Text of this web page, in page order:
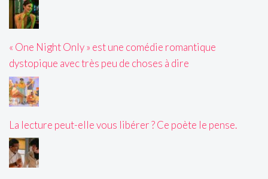
« One Night Only » est une comédie romantique
dystopique avec très peu de choses à dire
La lecture peut-elle vous libérer ? Ce poète le pense.